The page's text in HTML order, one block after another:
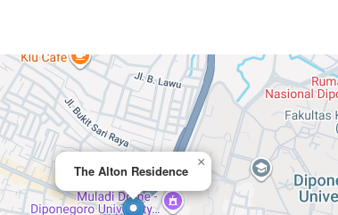
The Alton Residence
×